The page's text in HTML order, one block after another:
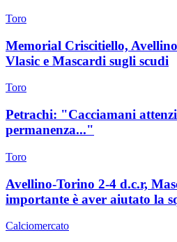
Toro
Memorial Criscitiello,
Vlasic e Mascardi sugli scudi
Toro
Petrachi: "Cacciamani
permanenza..."
Toro
Avellino-Torino 2-4 d.c.r,
importante è aver aiutato la
Calciomercato